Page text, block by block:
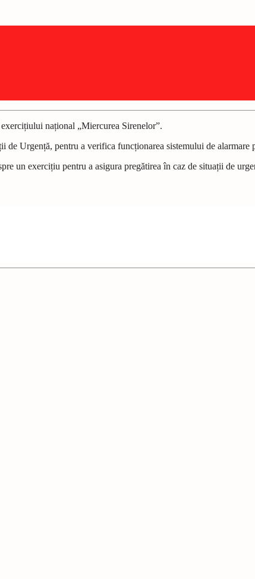
național „Miercurea Sirenelor”.
de Urgență, pentru a verifica funcționarea sistemului de alarmare
un exercițiu pentru a asigura pregătirea în caz de situații de